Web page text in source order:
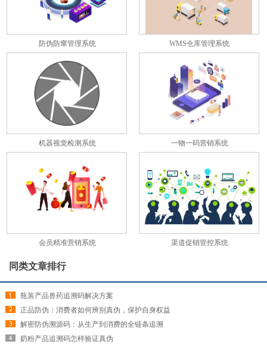
防伪防窜管理系统 WMS仓库管理系统
机器视觉检测系统 一物一码营销系统
会员精准营销系统 渠道促销管控系统
同类文章排行
瓶装产品兽药追溯码解决方案
正品防伪：消费者如何辨别真伪，保护自身权益
解密防伪溯源码：从生产到消费的全链条追溯
奶粉产品追溯码怎样验证真伪